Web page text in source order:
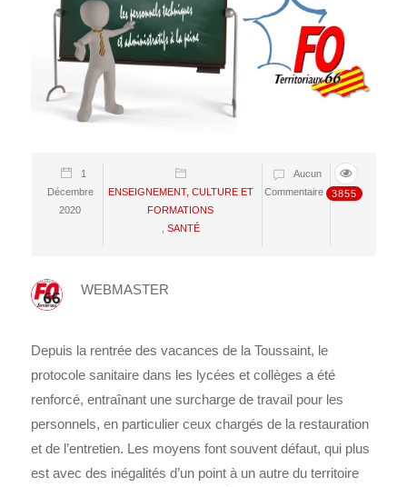
1
Décembre
2020
ENSEIGNEMENT, CULTURE ET
FORMATIONS
, SANTÉ
Aucun
Commentaire
3855
WEBMASTER
Depuis la rentrée des vacances de la Toussaint, le
protocole sanitaire dans les lycées et collèges a été
renforcé, entraînant une surcharge de travail pour les
personnels, en particulier ceux chargés de la restauration
et de l’entretien. Les moyens font souvent défaut, qui plus
est avec des inégalités d’un point à un autre du territoire